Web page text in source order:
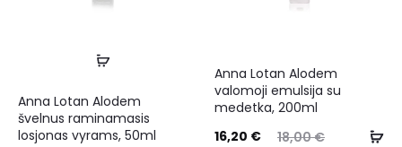
Anna Lotan Alodem
švelnus raminamasis
losjonas vyrams, 50ml
Anna Lotan Alodem
valomoji emulsija su
medetka, 200ml
18,00€
16,20 €